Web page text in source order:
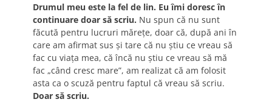
Drumul meu este la fel de lin. Eu îmi doresc în
continuare doar să scriu. Nu spun că nu sunt
făcută pentru lucruri mărețe, doar că, după ani în
care am afirmat sus și tare că nu știu ce vreau să
fac cu viața mea, că încă nu știu ce vreau să mă
fac „când cresc mare”, am realizat că am folosit
asta ca o scuză pentru faptul că vreau să scriu.
Doar să scriu.